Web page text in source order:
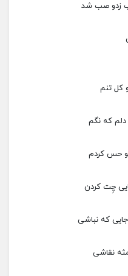
زدو صب شد
کل تنم
که نگم
حس کردم
چِت کردن
که نباشی
نقاشی